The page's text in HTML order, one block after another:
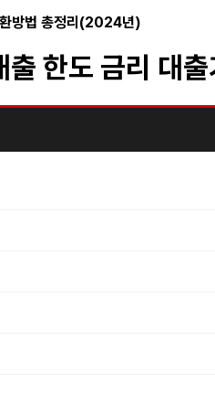
환방법 총정리(2024년)
출 한도 금리 대